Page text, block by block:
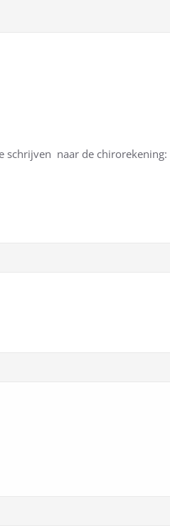
schrijven naar de chirorekening: